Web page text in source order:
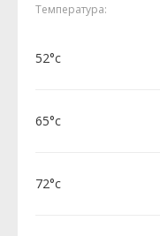
Температура:
52°c
65°c
72°c